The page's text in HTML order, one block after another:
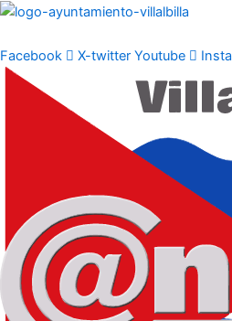
Ir
contenido
Facebook X-twitter Youtube